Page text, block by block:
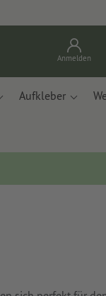
Anmelden
Aufkleber